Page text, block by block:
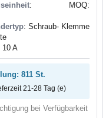
: MOQ:
: Schraub- Klemme
10 A
811 St.
21-28 Tag (e)
bei Verfügbarkeit